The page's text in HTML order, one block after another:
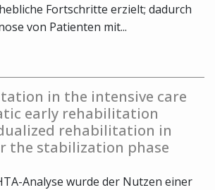
Fortschritte erzielt; dadurch
von Patienten mit...
in the intensive care
early rehabilitation
rehabilitation in
the stabilization phase
Analyse wurde der Nutzen einer